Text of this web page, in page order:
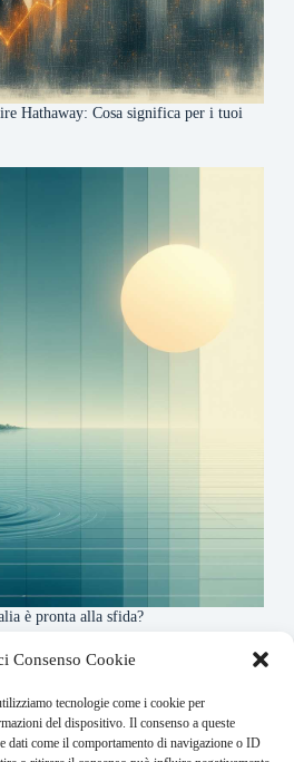
Consenso Cookie
tecnologie come i cookie per
del dispositivo. Il consenso a queste
dati come il comportamento di navigazione o ID
Hathaway: Cosa significa per i tuoi
è pronta alla sfida?
trova per te le notizie più